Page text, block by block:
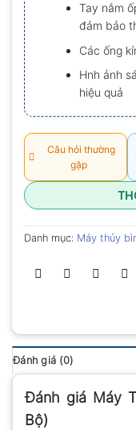
Tay nắm
đảm bảo
Các ống
Hnh ảnh
hiệu quả
Câu hỏi thường
gặp
Danh mục: Máy thủy
Đánh giá (0)
Đánh giá Máy
Bộ)